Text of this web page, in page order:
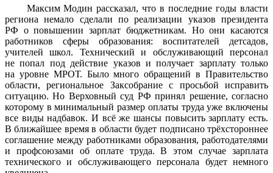
Максим Модин рассказал, что в последние годы власти
региона немало сделали по реализации указов президента
РФ о повышении зарплат бюджетникам. Но они касаются
работников сферы образования: воспитателей детсадов,
учителей школ. Технический и обслуживающий персонал
не попал под действие указов и получает зарплату только
на уровне МРОТ. Было много обращений в Правительство
области, региональное Заксобрание с просьбой исправить
ситуацию. Но Верховный суд РФ принял решение, согласно
которому в минимальный размер оплаты труда уже включены
все виды надбавок. И всё же шансы повысить зарплату есть.
В ближайшее время в области будет подписано трёхстороннее
соглашение между работниками образования, работодателями
и профсоюзами об оплате труда. В этом случае зарплата
технического и обслуживающего персонала будет немного